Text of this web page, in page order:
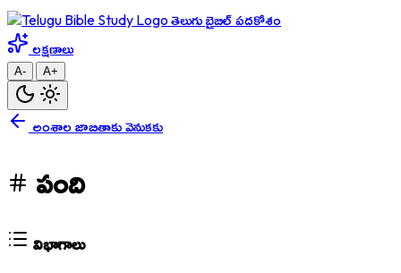
తెలుగు బైబిల్ పదకోశం
లక్షణాలు
A- A+
అంశాల జాబితాకు వెనుకకు
పంది
విభాగాలు